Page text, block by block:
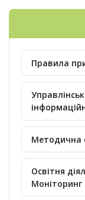
Правила
Методична
Освітня
Моніторинг